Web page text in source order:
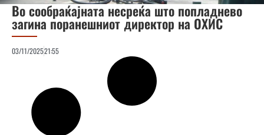
Во сообраќајната несреќа што попладнево
загина поранешниот директор на ОХИС
03/11/202521:55